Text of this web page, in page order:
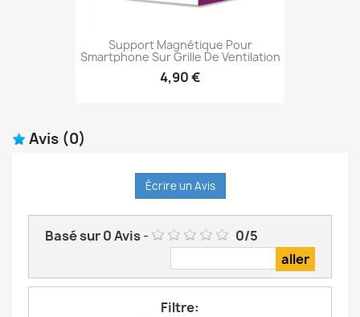
Support Magnétique Pour
Smartphone Sur Grille De Ventilation
4,90 €
Avis (0)
Écrire un Avis
Basé sur0Avis- 0/5
Filtre: